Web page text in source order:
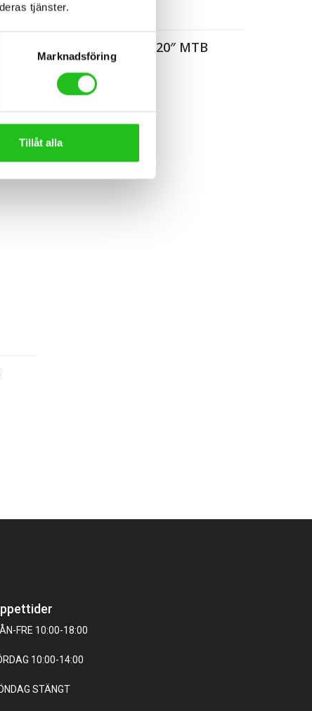
tjänster.
Marknadsföring
Tillåt alla
Scott Scale 200 20″ MTB
FRE 10:00-18:00
10:00-14:00
STÄNGT